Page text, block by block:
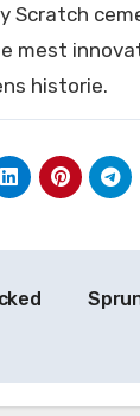
Scratch
mest
historie.